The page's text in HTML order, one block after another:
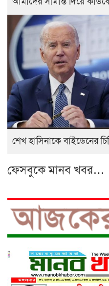
শেখ হাসিনাকে বাইডেনের
ফেসবুকে মানব খবর…